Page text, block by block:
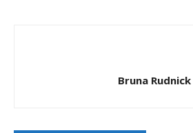
Bruna Rudnick